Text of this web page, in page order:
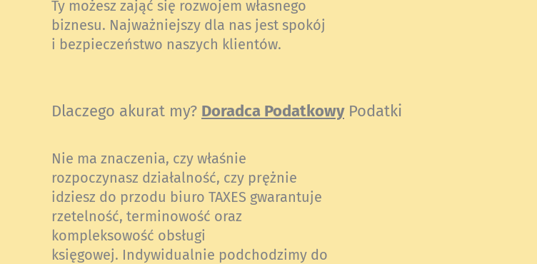
Ty możesz zająć się rozwojem własnego
biznesu. Najważniejszy dla nas jest spokój
i bezpieczeństwo naszych klientów.
Dlaczego akurat my? Doradca PodatkowyPodatki
Nie ma znaczenia, czy właśnie
rozpoczynasz działalność, czy prężnie
idziesz do przodu biuro TAXES gwarantuje
rzetelność, terminowość oraz
kompleksowość obsługi
księgowej. Indywidualnie podchodzimy do